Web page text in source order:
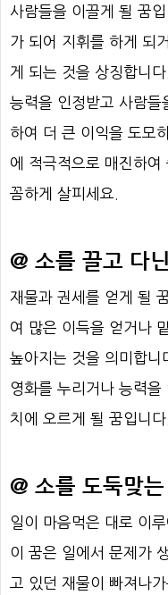
사람들을 이끌게 될 꿈
가 되어 지휘를 하게 되
게 되는 것을 상징합니
능력을 인정받고 사람
하여 더 큰 이익을 도모
에 적극적으로 매진하
꼼하게 살피세요.
@ 소를 끌고 다
재물과 권세를 얻게 될
여 많은 이득을 얻거나
높아지는 것을 의미합니
영화를 누리거나 능력을
치에 오르게 될 꿈입니다.
@ 소를 도둑맞
일이 마음먹은 대로 이
이 꿈은 일에서 문제가
고 있던 재물이 빠져나